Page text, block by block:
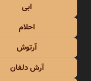
ابی
احلام
آرتوش
آرش دلفان